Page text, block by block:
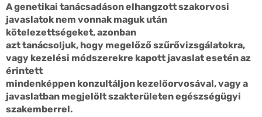
A genetikai tanácsadáson elhangzott szakorvosi
javaslatok nem vonnak maguk után
kötelezettségeket, azonban
azt tanácsoljuk, hogy megelőző szűrővizsgálatokra,
vagy kezelési módszerekre kapott javaslat esetén az
érintett
mindenképpen konzultáljon kezelőorvosával, vagy a
javaslatban megjelölt szakterületen egészségügyi
szakemberrel.